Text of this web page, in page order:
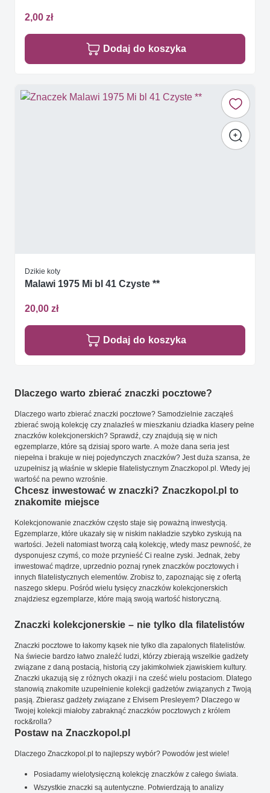
2,00 zł
Dodaj do koszyka
Dzikie koty
Malawi 1975 Mi bl 41 Czyste **
20,00 zł
Dodaj do koszyka
Dlaczego warto zbierać znaczki pocztowe?
Dlaczego warto zbierać znaczki pocztowe? Samodzielnie zacząłeś
zbierać swoją kolekcję czy znalazłeś w mieszkaniu dziadka klasery pełne
znaczków kolekcjonerskich? Sprawdź, czy znajdują się w nich
egzemplarze, które są dzisiaj sporo warte. A może dana seria jest
niepełna i brakuje w niej pojedynczych znaczków? Jest duża szansa, że
uzupełnisz ją właśnie w sklepie filatelistycznym Znaczkopol.pl. Wtedy jej
wartość na pewno wzrośnie.
Chcesz inwestować w znaczki? Znaczkopol.pl to
znakomite miejsce
Kolekcjonowanie znaczków często staje się poważną inwestycją.
Egzemplarze, które ukazały się w niskim nakładzie szybko zyskują na
wartości. Jeżeli natomiast tworzą całą kolekcję, wtedy masz pewność, że
dysponujesz czymś, co może przynieść Ci realne zyski. Jednak, żeby
inwestować mądrze, uprzednio poznaj rynek znaczków pocztowych i
innych filatelistycznych elementów. Zrobisz to, zapoznając się z ofertą
naszego sklepu. Pośród wielu tysięcy znaczków kolekcjonerskich
znajdziesz egzemplarze, które mają swoją wartość historyczną.
Znaczki kolekcjonerskie – nie tylko dla filatelistów
Znaczki pocztowe to łakomy kąsek nie tylko dla zapalonych filatelistów.
Na świecie bardzo łatwo znaleźć ludzi, którzy zbierają wszelkie gadżety
związane z daną postacią, historią czy jakimkolwiek zjawiskiem kultury.
Znaczki ukazują się z różnych okazji i na cześć wielu postaciom. Dlatego
stanowią znakomite uzupełnienie kolekcji gadżetów związanych z Twoją
pasją. Zbierasz gadżety związane z Elvisem Presleyem? Dlaczego w
Twojej kolekcji miałoby zabraknąć znaczków pocztowych z królem
rock&rolla?
Postaw na Znaczkopol.pl
Dlaczego Znaczkopol.pl to najlepszy wybór? Powodów jest wiele!
Posiadamy wielotysięczną kolekcję znaczków z całego świata.
Wszystkie znaczki są autentyczne. Potwierdzają to analizy